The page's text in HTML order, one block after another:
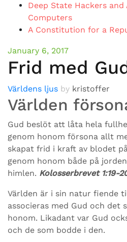
Deep State Hackers and
Computers
A Constitution for a
January 6, 2017
Frid med
Världens ljus by kristoffer
Världen
Gud beslöt att låta hela
genom honom försona allt
skapat frid i kraft av blodet
genom honom både på
himlen. Kolosserbrevet 1:19-
Världen är i sin natur fiende
associeras med Gud och det
honom. Likadant var Gud
och de som bodde i den.